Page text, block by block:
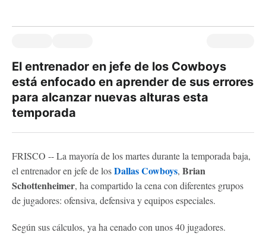
El entrenador en jefe de los Cowboys
está enfocado en aprender de sus errores
para alcanzar nuevas alturas esta
temporada
FRISCO -- La mayoría de los martes durante la temporada baja,
el entrenador en jefe de losDallas Cowboys, Brian
Schottenheimer, ha compartido la cena con diferentes grupos
de jugadores: ofensiva, defensiva y equipos especiales.
Según sus cálculos, ya ha cenado con unos 40 jugadores.